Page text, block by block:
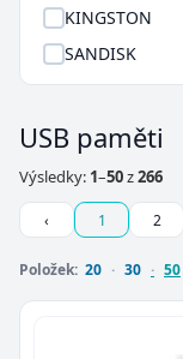
KINGSTON
SANDISK
USB paměti
Výsledky: 1–50z266
‹ 1 2
Položek: 20 30 50